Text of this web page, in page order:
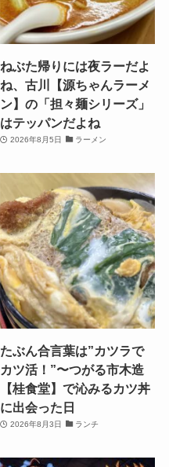
ねぶた帰りには夜ラーだよ
ね、古川【源ちゃんラーメ
ン】の「担々麺シリーズ」
はテッパンだよね
2026年8月5日 ラーメン
たぶん合言葉は”カツラで
カツ活！”〜つがる市木造
【桂食堂】で沁みるカツ丼
に出会った日
2026年8月3日 ランチ